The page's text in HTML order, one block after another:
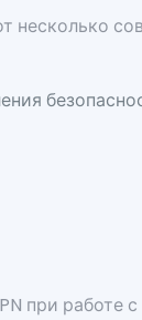
при работе с